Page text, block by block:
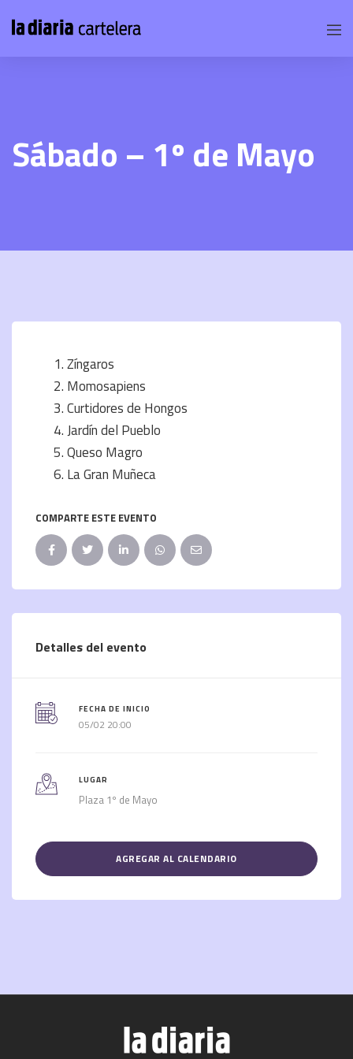
Sábado – 1º de Mayo
Zíngaros
Momosapiens
Curtidores de Hongos
Jardín del Pueblo
Queso Magro
La Gran Muñeca
COMPARTE ESTE EVENTO
Detalles del evento
FECHA DE INICIO
05/02 20:00
LUGAR
Plaza 1º de Mayo
AGREGAR AL CALENDARIO